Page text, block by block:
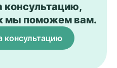
консультацию,
мы поможем вам.
консультацию